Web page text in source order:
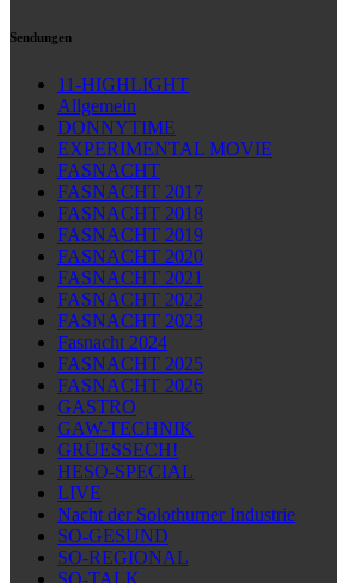
Sendungen
11-HIGHLIGHT
Allgemein
DONNYTIME
EXPERIMENTAL MOVIE
FASNACHT
FASNACHT 2017
FASNACHT 2018
FASNACHT 2019
FASNACHT 2020
FASNACHT 2021
FASNACHT 2022
FASNACHT 2023
Fasnacht 2024
FASNACHT 2025
FASNACHT 2026
GASTRO
GAW-TECHNIK
GRÜESSECH!
HESO-SPECIAL
LIVE
Nacht der Solothurner Industrie
SO-GESUND
SO-REGIONAL
SO-TALK